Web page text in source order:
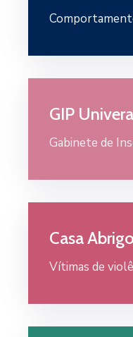
GIP Univera
Gabinete de
Casa
Vítimas de